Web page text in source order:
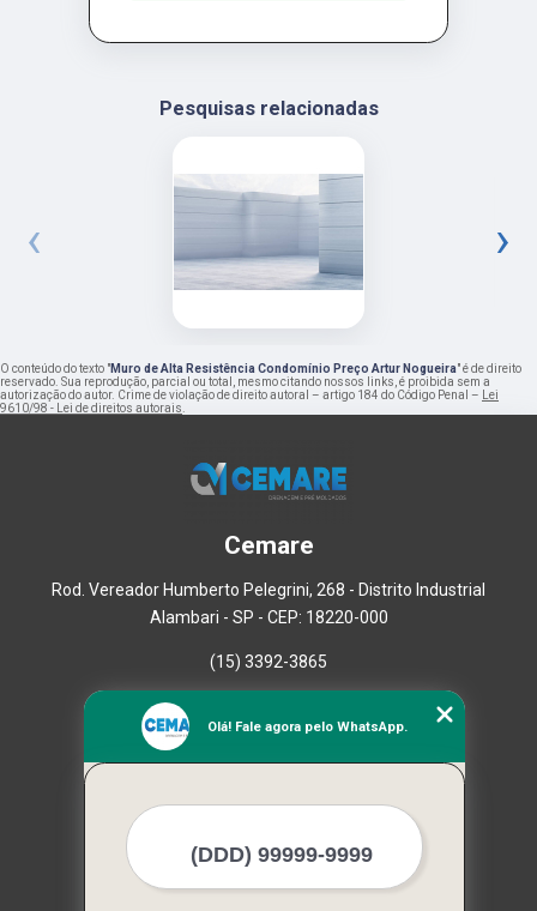
Pesquisas relacionadas
‹ ›
O conteúdo do texto "Muro de Alta Resistência Condomínio Preço Artur Nogueira" é de direito
reservado. Sua reprodução, parcial ou total, mesmo citando nossos links, é proibida sem a
autorização do autor. Crime de violação de direito autoral – artigo 184 do Código Penal –
Lei
9610/98 - Lei de direitos autorais
Cemare
Rod. Vereador Humberto Pelegrini, 268 - Distrito Industrial
Alambari - SP - CEP: 18220-000
(15) 3392-3865
Empresa
Missão
Mapa do site
Mais Serviços
Olá! Fale agora pelo WhatsApp.